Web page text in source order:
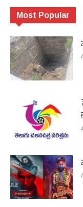
Most Popular